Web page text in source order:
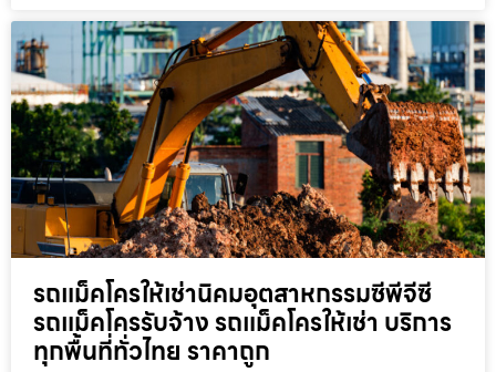
รถแม็คโครให้เช่านิคมอุตสาหกรรมซีพีจีซี
รถแม็คโครรับจ้าง รถแม็คโครให้เช่า บริการ
ทุกพื้นที่ทั่วไทย ราคาถูก